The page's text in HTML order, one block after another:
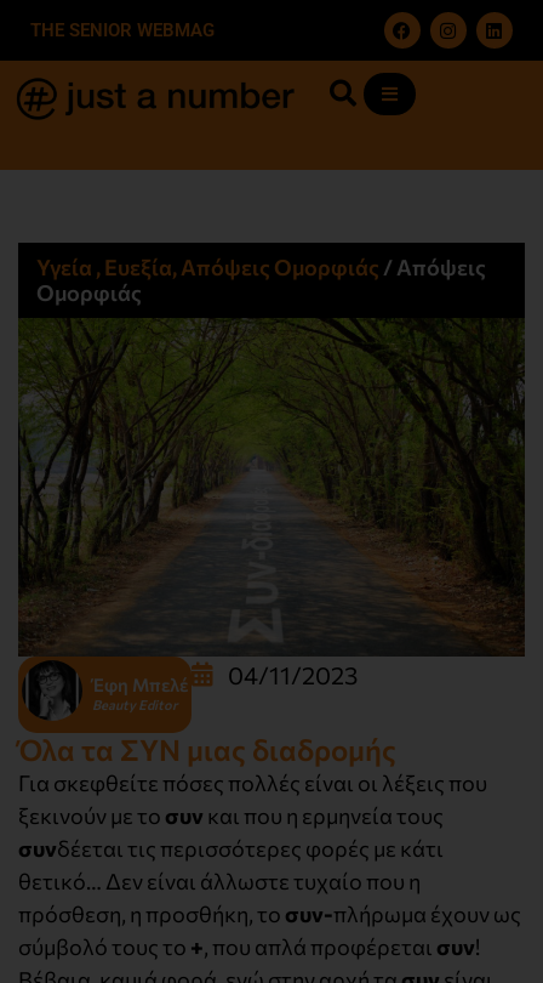
THE SENIOR WEBMAG
Υγεία , Ευεξία, Απόψεις Ομορφιάς​ /Απόψεις
Ομορφιάς
Έφη Μπελέ
Beauty Editor
04/11/2023
Όλα τα ΣΥΝ μιας διαδρομής
Για σκεφθείτε πόσες πολλές είναι οι λέξεις που
ξεκινούν με το συν και που η ερμηνεία τους
συνδέεται τις περισσότερες φορές με κάτι
θετικό… Δεν είναι άλλωστε τυχαίο που η
πρόσθεση, η προσθήκη, το συν-πλήρωμα έχουν ως
σύμβολό τους το +, που απλά προφέρεται συν!